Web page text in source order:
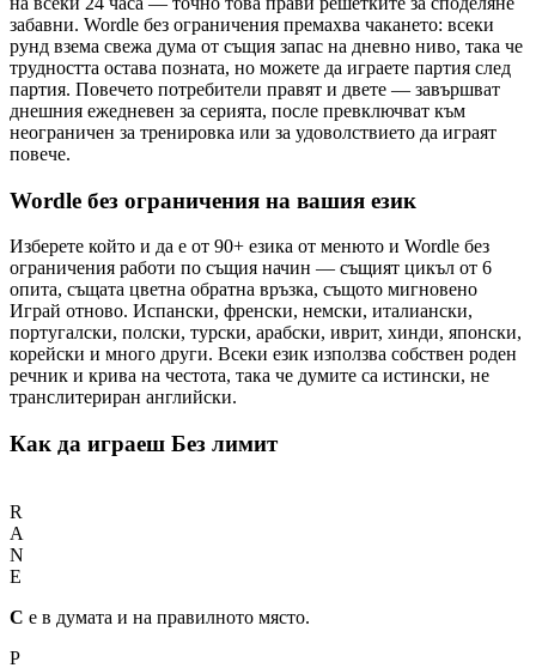
забавни. Wordle без ограничения премахва чакането: всеки
рунд взема свежа дума от същия запас на дневно ниво, така че
трудността остава позната, но можете да играете партия след
партия. Повечето потребители правят и двете — завършват
днешния ежедневен за серията, после превключват към
неограничен за тренировка или за удоволствието да играят
повече.
Wordle без ограничения на вашия език
Изберете който и да е от 90+ езика от менюто и Wordle без
ограничения работи по същия начин — същият цикъл от 6
опита, същата цветна обратна връзка, същото мигновено
Играй отново. Испански, френски, немски, италиански,
португалски, полски, турски, арабски, иврит, хинди, японски,
корейски и много други. Всеки език използва собствен роден
речник и крива на честота, така че думите са истински, не
транслитериран английски.
Как да играеш Без лимит
R
A
N
E
C е в думата и на правилното място.
P